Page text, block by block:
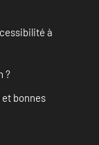
à
?
bonnes